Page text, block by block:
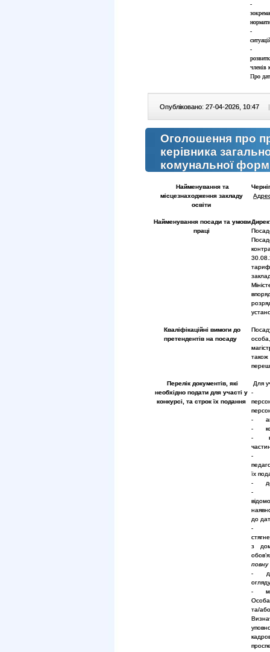
-
-
-
членів
Про
Опубліковано: 27-04-2026, 10:47 |
Оголошення про
керівника
комунальної
Найменування та
місцезнаходження закладу
освіти
Найменування посади та умови
праці
Кваліфікаційні вимоги до
претендентів на посаду
Перелік документів, які
необхідно подати для участі у
конкурсі, та строк їх подання
Для
-
-
-
-
-
їх
-
до
-
з
повну
-
-
Особа
та/